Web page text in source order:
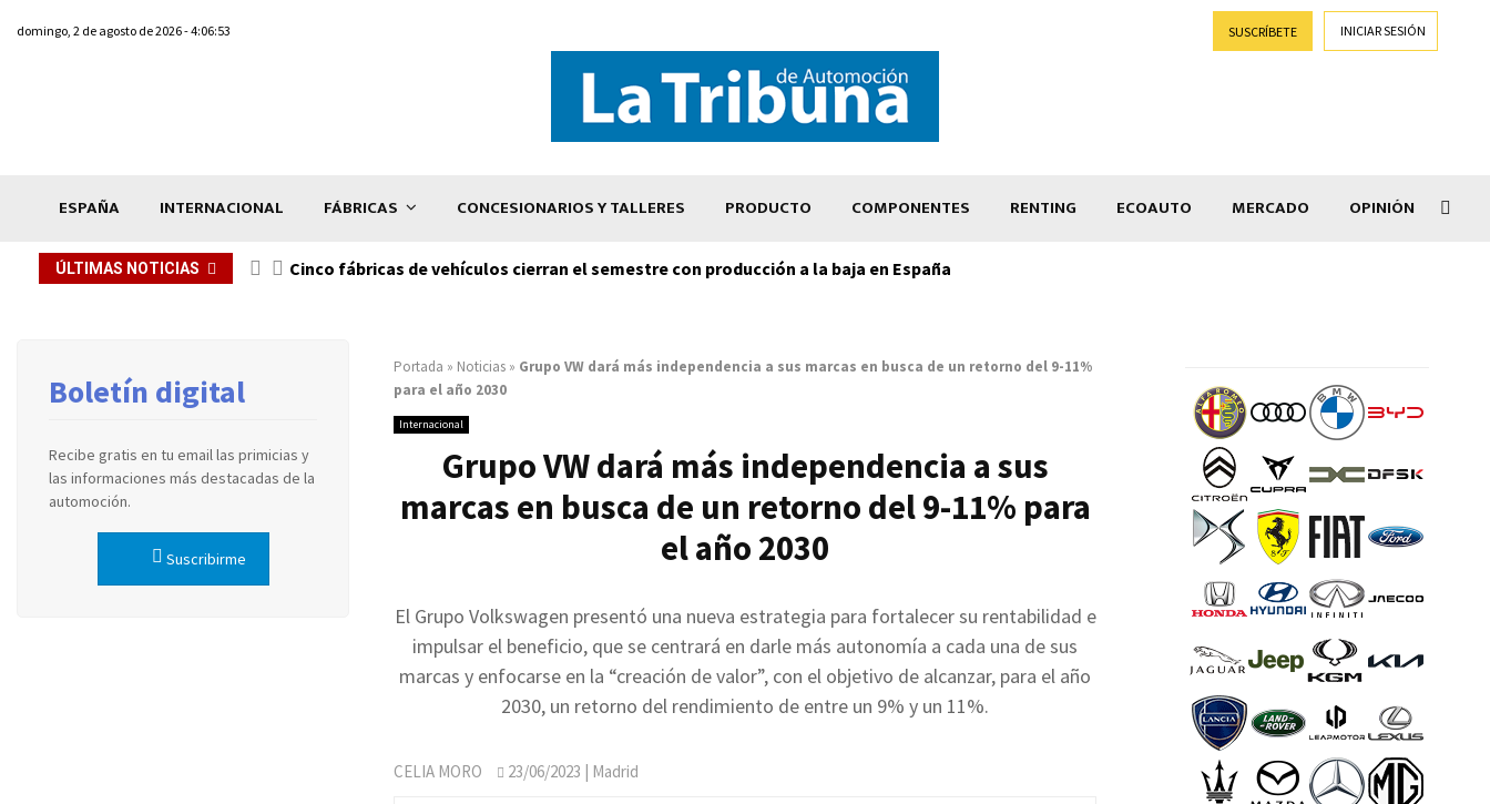
domingo, 2 de agosto de 2026 - 4:06:53 SUSCRÍBETE INICIAR SESIÓN
ESPAÑA INTERNACIONAL FÁBRICAS CONCESIONARIOS Y TALLERES PRODUCTO COMPONENTES RENTING ECOAUTO MERCADO OPINIÓN
ÚLTIMAS NOTICIAS Cinco fábricas de vehículos cierran el semestre con producción a la baja en España
Portada » Noticias » Grupo VW dará más independencia a sus marcas en busca de un retorno del 9-11%
para el año 2030
Internacional
Grupo VW dará más independencia a sus
marcas en busca de un retorno del 9-11% para
el año 2030
El Grupo Volkswagen presentó una nueva estrategia para fortalecer su rentabilidad e
impulsar el beneficio, que se centrará en darle más autonomía a cada una de sus
marcas y enfocarse en la “creación de valor”, con el objetivo de alcanzar, para el año
2030, un retorno del rendimiento de entre un 9% y un 11%.
CELIA MORO 23/06/2023 | Madrid
Boletín digital
Recibe gratis en tu email las primicias y
las informaciones más destacadas de la
automoción.
Suscribirme